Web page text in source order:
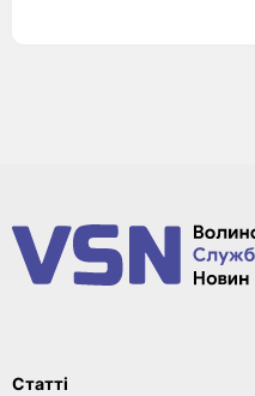
Статті